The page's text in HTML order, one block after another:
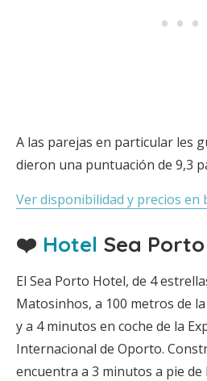
A las parejas en particular les
dieron una puntuación de 9,3
Ver disponibilidad y precios en
❤️ Hotel Sea Porto
El Sea Porto Hotel, de 4
Matosinhos, a 100 metros de
y a 4 minutos en coche de la
Internacional de Oporto.
encuentra a 3 minutos a pie